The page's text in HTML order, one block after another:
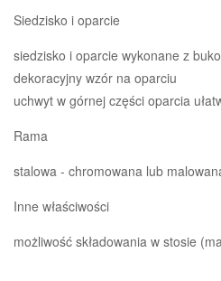
Siedzisko i oparcie
siedzisko i oparcie wykonane z
dekoracyjny wzór na oparciu
uchwyt w górnej części oparcia
Rama
stalowa - chromowana lub
Inne właściwości
możliwość składowania w stosie